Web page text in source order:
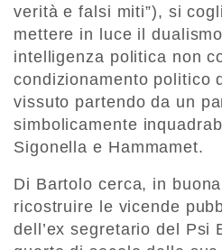
verità e falsi miti”), si
mettere in luce il
intelligenza politica non
condizionamento politico
vissuto partendo da un
simbolicamente
Sigonella e Hammamet.
Di Bartolo cerca, in
ricostruire le vicende
dell’ex segretario del Psi